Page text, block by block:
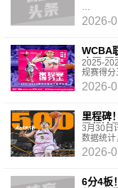
2026-
WCBA
攻王 王
2025-
规赛得分
麦伊莎·
（新
2026-
里程碑
已经达
3月30日
数据统计
经达到
2026-
6分4板